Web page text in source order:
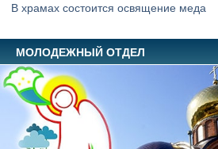
В храмах состоится освящение меда
МОЛОДЕЖНЫЙ ОТДЕЛ